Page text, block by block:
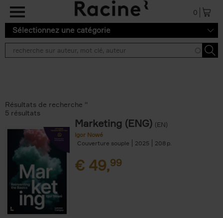
Aller au contenu principal
0
Sélectionnez une catégorie
Résultats de recherche ''
5 résultats
Marketing (ENG) (EN)
Igor Nowé
Couverture souple
2025 208
€ 49,99